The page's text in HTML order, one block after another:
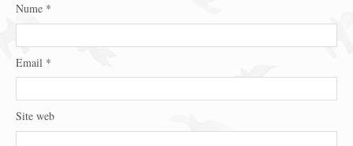
Nume *
Email *
Site web